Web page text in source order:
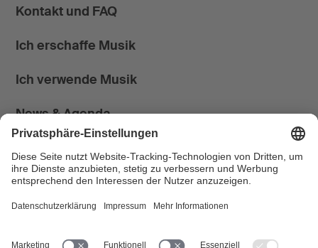
Kontakt und FAQ
Ich erschaffe Musik
Ich verwende Musik
News & Agenda